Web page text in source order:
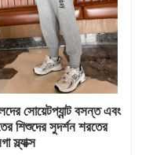
সোয়েটপ্যান্ট বসন্ত এবং
শিশুদের সুদর্শন শরতের
স্ল্যাক্স